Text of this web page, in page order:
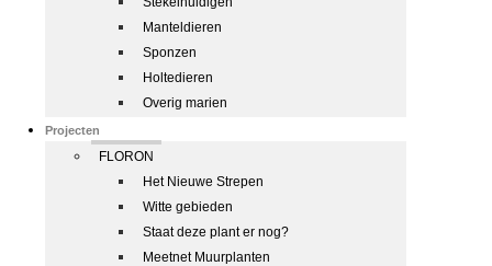
Manteldieren
Sponzen
Holtedieren
Overig marien
Projecten
FLORON
Het Nieuwe Strepen
Witte gebieden
Staat deze plant er nog?
Meetnet Muurplanten